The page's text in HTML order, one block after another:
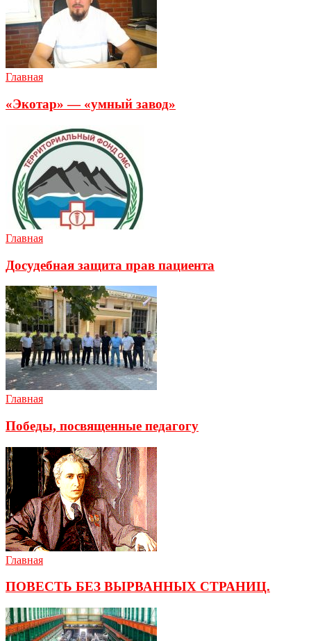
Главная
«Экотар» — «умный завод»
Главная
Досудебная защита прав пациента
Главная
Победы, посвященные педагогу
Главная
ПОВЕСТЬ БЕЗ ВЫРВАННЫХ СТРАНИЦ.